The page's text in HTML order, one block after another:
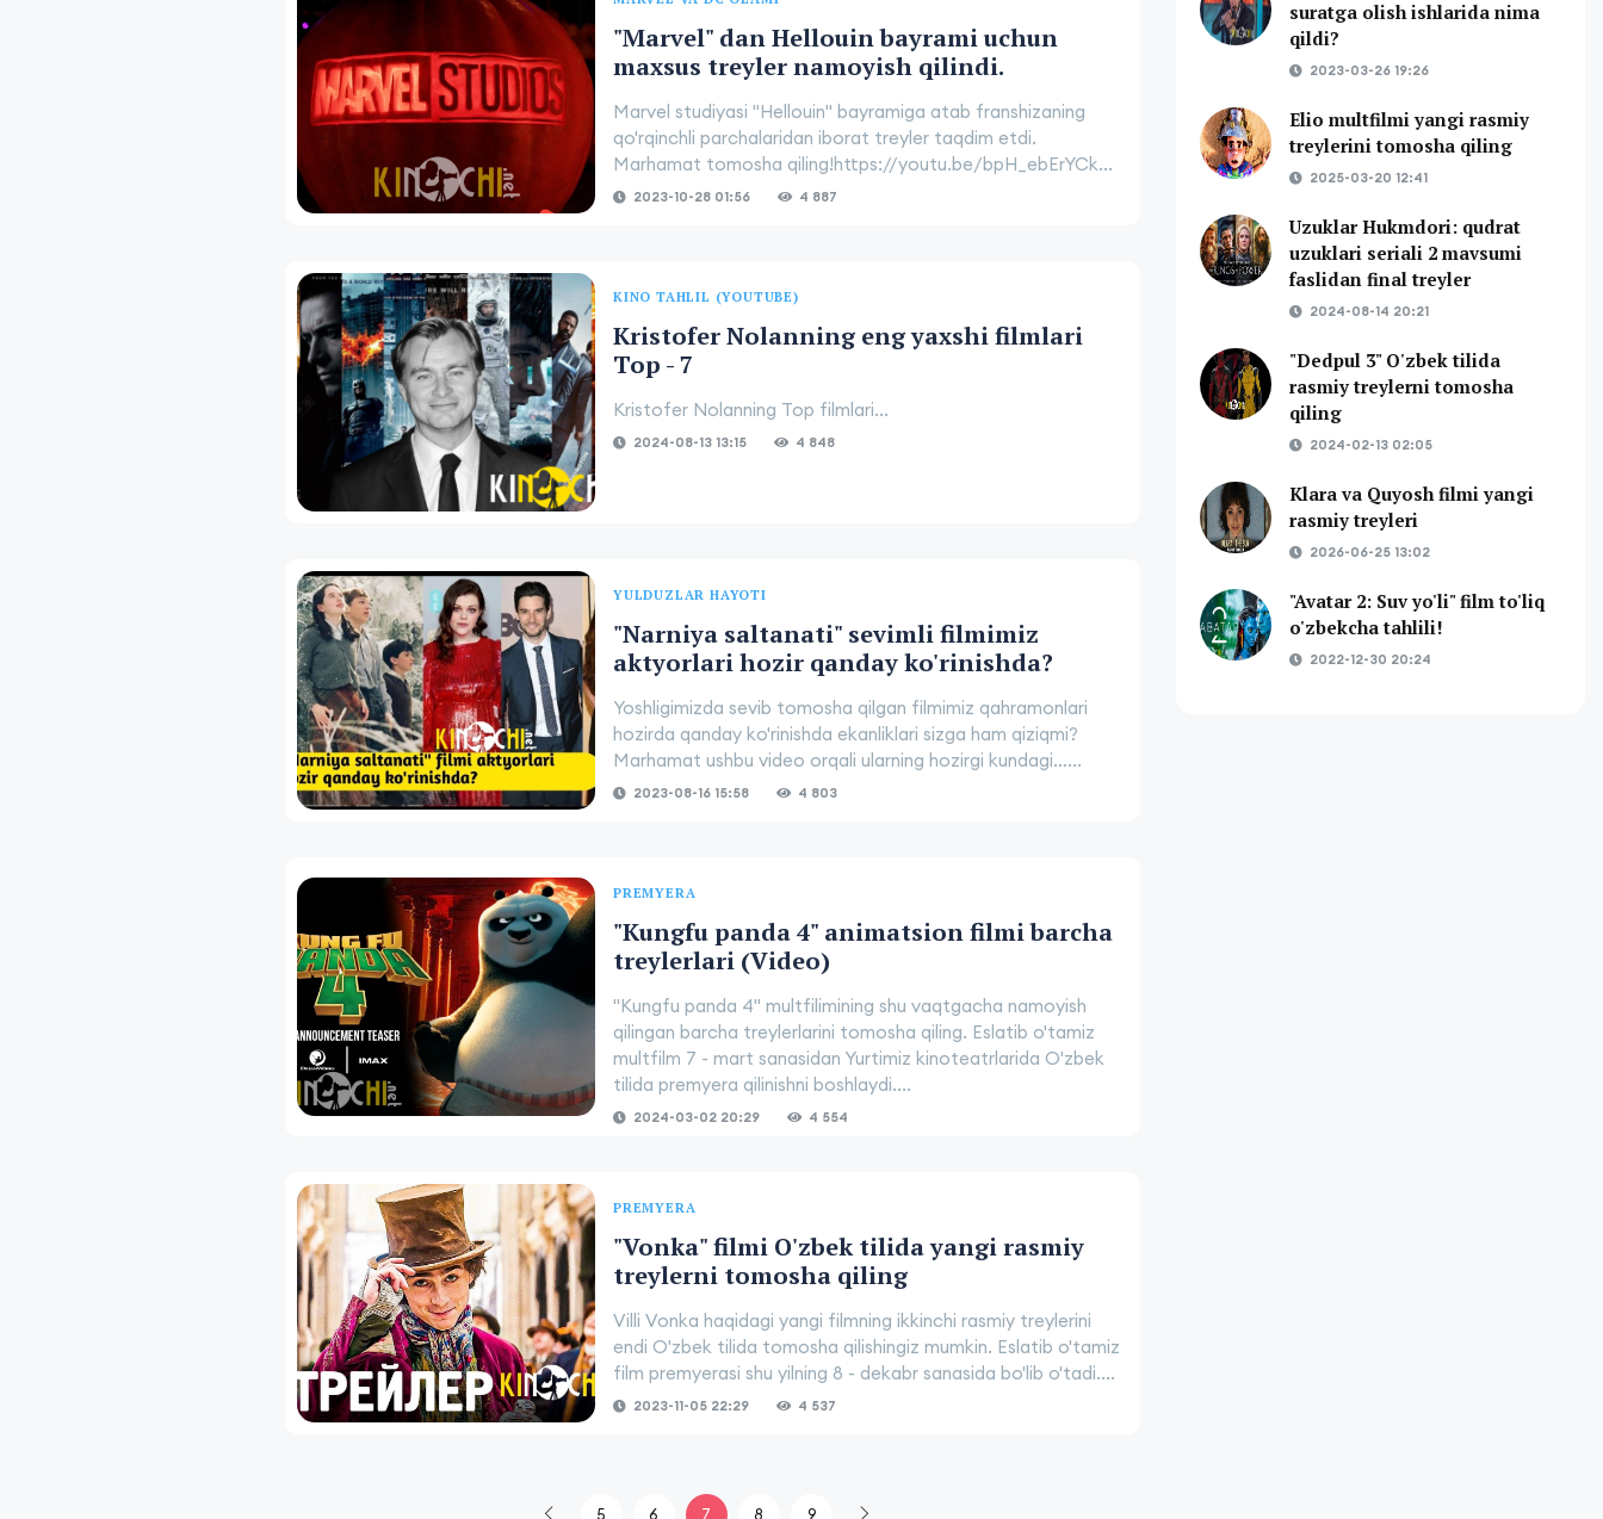
"Marvel" dan Hellouin bayrami uchun
maxsus treyler namoyish qilindi.
Marvel studiyasi "Hellouin" bayramiga atab franshizaning
qo'rqinchli parchalaridan iborat treyler taqdim etdi.
Marhamat tomosha qiling!https://youtu.be/bpH_ebErYCk...
2023-10-28 01:56 4 887
KINO TAHLIL (YOUTUBE)
Kristofer Nolanning eng yaxshi filmlari
Top - 7
Kristofer Nolanning Top filmlari...
2024-08-13 13:15 4 848
YULDUZLAR HAYOTI
"Narniya saltanati" sevimli filmimiz
aktyorlari hozir qanday ko'rinishda?
Yoshligimizda sevib tomosha qilgan filmimiz qahramonlari
hozirda qanday ko'rinishda ekanliklari sizga ham qiziqmi?
Marhamat ushbu video orqali ularning hozirgi kundagi…...
2023-08-16 15:58 4 803
PREMYERA
"Kungfu panda 4" animatsion filmi barcha
treylerlari (Video)
"Kungfu panda 4" multfilimining shu vaqtgacha namoyish
qilingan barcha treylerlarini tomosha qiling. Eslatib o'tamiz
multfilm 7 - mart sanasidan Yurtimiz kinoteatrlarida O'zbek
tilida premyera qilinishni boshlaydi....
2024-03-02 20:29 4 554
PREMYERA
"Vonka" filmi O'zbek tilida yangi rasmiy
treylerni tomosha qiling
Villi Vonka haqidagi yangi filmning ikkinchi rasmiy treylerini
endi O'zbek tilida tomosha qilishingiz mumkin. Eslatib o'tamiz
film premyerasi shu yilning 8 - dekabr sanasida bo'lib o'tadi....
2023-11-05 22:29 4 537
5 6 7 8 9
suratga olish ishlarida nima
qildi?
2023-03-26 19:26
Elio multfilmi yangi rasmiy
treylerini tomosha qiling
2025-03-20 12:41
Uzuklar Hukmdori: qudrat
uzuklari seriali 2 mavsumi
faslidan final treyler
2024-08-14 20:21
"Dedpul 3" O'zbek tilida
rasmiy treylerni tomosha
qiling
2024-02-13 02:05
Klara va Quyosh filmi yangi
rasmiy treyleri
2026-06-25 13:02
"Avatar 2: Suv yo'li" film to'liq
o'zbekcha tahlili!
2022-12-30 20:24